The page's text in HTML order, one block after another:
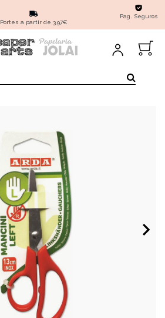
Portes a partir de 3,97€
Pag. Seguros